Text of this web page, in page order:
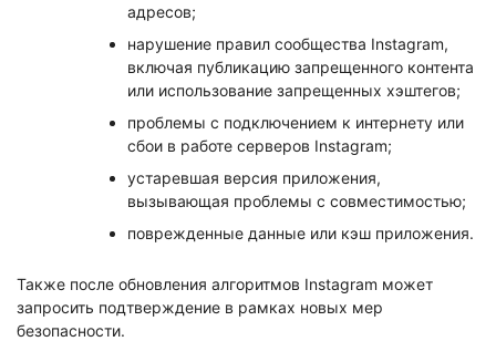
адресов;
нарушение правил сообщества Instagram,
включая публикацию запрещенного контента
или использование запрещенных хэштегов;
проблемы с подключением к интернету или
сбои в работе серверов Instagram;
устаревшая версия приложения,
вызывающая проблемы с совместимостью;
поврежденные данные или кэш приложения.
Также после обновления алгоритмов Instagram может
запросить подтверждение в рамках новых мер
безопасности.